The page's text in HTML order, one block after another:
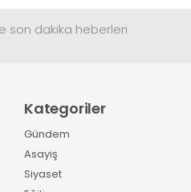
son dakika heberleri
Kategoriler
Gündem
Asayiş
Siyaset